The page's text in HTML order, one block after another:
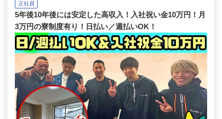
正社員
5年後10年後には安定した高収入！入社祝い金10万円！月
3万円の寮制度有り！日払い／週払いOK！